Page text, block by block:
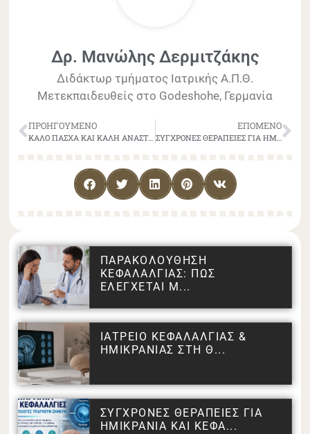
Δρ. Μανώλης Δερμιτζάκης
Διδάκτωρ τμήματος Ιατρικής Α.Π.Θ.
Μετεκπαιδευθείς στο Godeshohe, Γερμανία
ΠΡΟΗΓΟΎΜΕΝΟ
ΚΑΛΟ ΠΑΣΧΑ ΚΑΙ ΚΑΛΗ ΑΝΑΣΤΑΣΗ!
ΕΠΌΜΕΝΟ
ΣΥΓΧΡΟΝΕΣ ΘΕΡΑΠΕΙΕΣ ΓΙΑ ΗΜΙΚΡΑΝΙΑ ΚΑΙ ΚΕΦΑΛΑΛΓΙΕΣ – ΤΙ ΕΠΙΛΟΓΕΣ ΥΠΑΡΧΟΥΝ ΣΗΜΕΡΑ
ΠΑΡΑΚΟΛΟΥΘΗΣΗ
ΚΕΦΑΛΑΛΓΙΑΣ: ΠΩΣ
ΕΛΕΓΧΕΤΑΙ Μ...
ΙΑΤΡΕΙΟ ΚΕΦΑΛΑΛΓΙΑΣ &
ΗΜΙΚΡΑΝΙΑΣ ΣΤΗ Θ...
ΣΥΓΧΡΟΝΕΣ ΘΕΡΑΠΕΙΕΣ ΓΙΑ
ΗΜΙΚΡΑΝΙΑ ΚΑΙ ΚΕΦΑ...